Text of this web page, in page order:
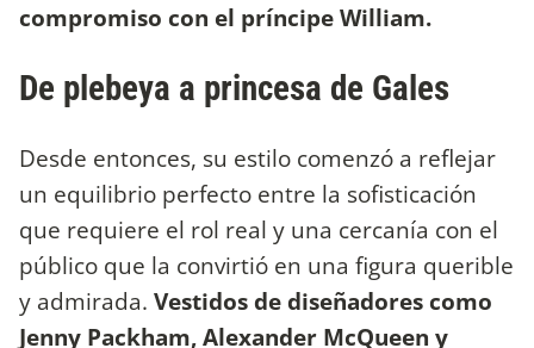
compromiso con el príncipe William.
De plebeya a princesa de Gales
Desde entonces, su estilo comenzó a reflejar
un equilibrio perfecto entre la sofisticación
que requiere el rol real y una cercanía con el
público que la convirtió en una figura querible
y admirada. Vestidos de diseñadores como
Jenny Packham, Alexander McQueen y